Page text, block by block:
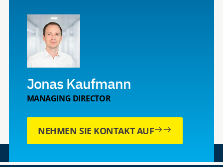
Jonas Kaufmann
MANAGING DIRECTOR
NEHMEN SIE KONTAKT AUF